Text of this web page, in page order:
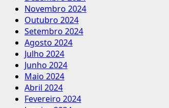
Novembro 2024
Outubro 2024
Setembro 2024
Agosto 2024
Julho 2024
Junho 2024
Maio 2024
Abril 2024
Fevereiro 2024